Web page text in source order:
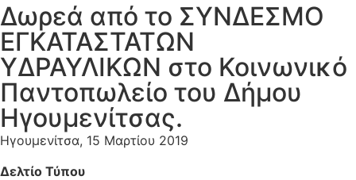
Δωρεά από το ΣΥΝΔΕΣΜΟ
ΕΓΚΑΤΑΣΤΑΤΩΝ
ΥΔΡΑΥΛΙΚΩΝ στο Κοινωνικό
Παντοπωλείο του Δήμου
Ηγουμενίτσας.
Ηγουμενίτσα, 15 Μαρτίου 2019
Δελτίο Τύπου